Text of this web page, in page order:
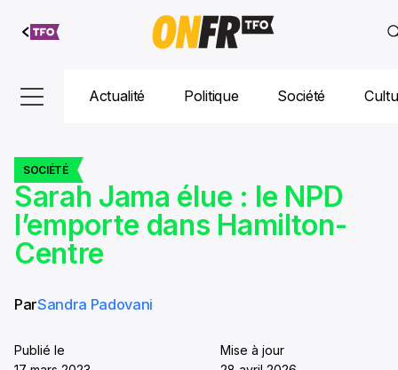
Aller au
contenu
Actualité Politique Société
SOCIÉTÉ
Sarah Jama élue : le NPD
l’emporte dans Hamilton-
Centre
ParSandra Padovani
Publié le
Mise à jour